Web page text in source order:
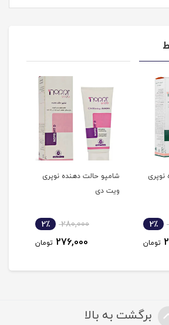
نوپری
2٪
تومان
شامپو حالت دهنده نوپری
ویت دی
280,000 2٪
276,000 تومان
برگشت به بالا